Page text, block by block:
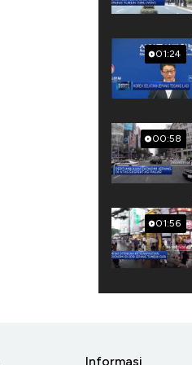
01:24
00:58
01:56
Informasi